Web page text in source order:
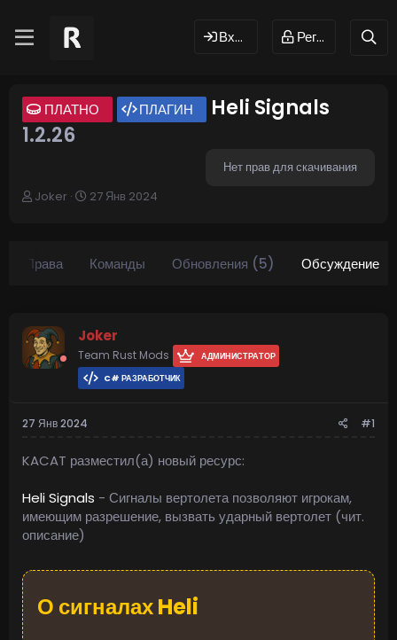
Вход Регистрация
ПЛАТНО ПЛАГИН
Heli Signals
1.2.26
Нет прав для скачивания
А
р
т
ы
Joker
Д
н
а
27 Янв 2024
Права Команды Обновления (5) Обсуждение
Joker
Team Rust Mods
АДМИНИСТРАТОР
C# РАЗРАБОТЧИК
27 Янв 2024 #1
KACAT разместил(а) новый ресурс:
Heli Signals - Сигналы вертолета позволяют игрокам,
имеющим разрешение, вызвать ударный вертолет (чит.
описание)
О сигналах Heli​